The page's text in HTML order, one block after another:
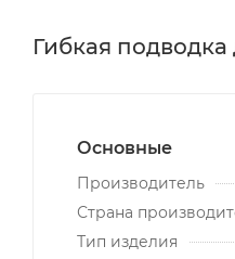
Гибкая
Основные
Производитель
Страна
Тип изделия